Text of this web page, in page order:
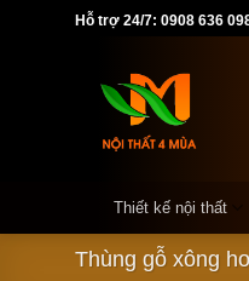
Hỗ trợ 24/7: 0908 636
Thiết kế nội thất
Thùng gỗ xông